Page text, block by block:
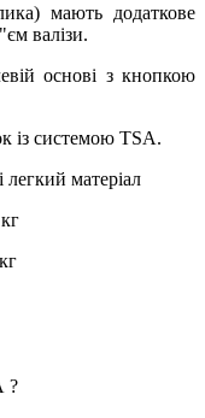
мають додаткове
валізи.
основі з кнопкою
із системою TSA.
легкий матеріал
?